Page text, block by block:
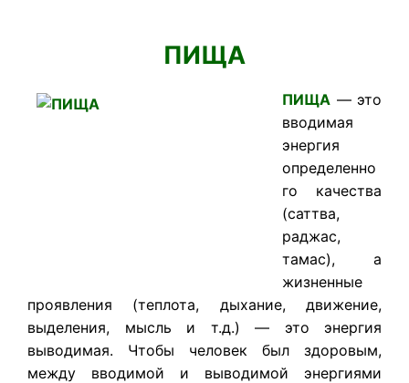
ПИЩА
ПИЩА — это
вводимая
энергия
определенно
го качества
(саттва,
раджас,
тамас), а
жизненные
проявления (теплота, дыхание, движение,
выделения, мысль и т.д.) — это энергия
выводимая. Чтобы человек был здоровым,
между вводимой и выводимой энергиями